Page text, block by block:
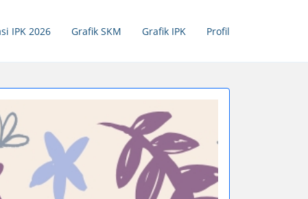
IPK 2026 Grafik SKM Grafik IPK Profil